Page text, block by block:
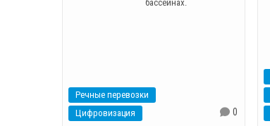
бассейнах.
Речные перевозки
Цифровизация
0